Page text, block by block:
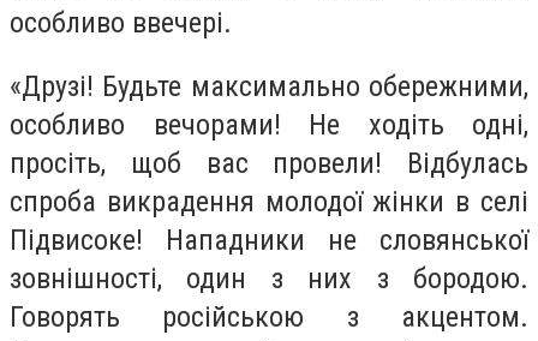
особливо ввечері.
«Друзі! Будьте максимально обережними,
особливо вечорами! Не ходіть одні,
просіть, щоб вас провели! Відбулась
спроба викрадення молодої жінки в селі
Підвисоке! Нападники не словянської
зовнішності, один з них з бородою.
Говорять російською з акцентом.